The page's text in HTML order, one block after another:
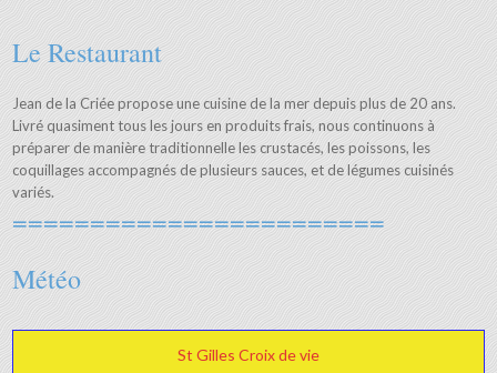
Le Restaurant
Jean de la Criée propose une cuisine de la mer depuis plus de 20 ans.
Livré quasiment tous les jours en produits frais, nous continuons à
préparer de manière traditionnelle les crustacés, les poissons, les
coquillages accompagnés de plusieurs sauces, et de légumes cuisinés
variés.
========================
Météo
St Gilles Croix de vie